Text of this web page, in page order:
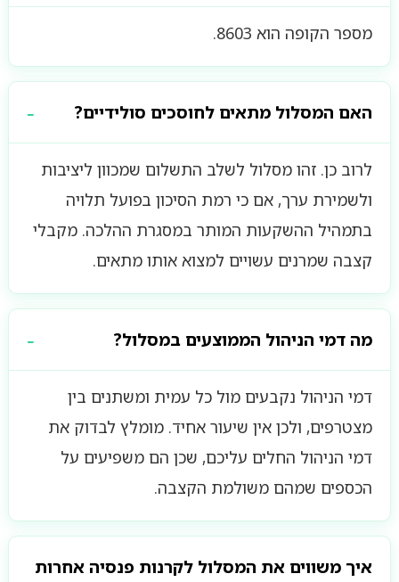
מספר הקופה הוא 8603.
האם המסלול מתאים לחוסכים סולידיים?
לרוב כן. זהו מסלול לשלב התשלום שמכוון ליציבות
ולשמירת ערך, אם כי רמת הסיכון בפועל תלויה
בתמהיל ההשקעות המותר במסגרת ההלכה. מקבלי
קצבה שמרנים עשויים למצוא אותו מתאים.
מה דמי הניהול הממוצעים במסלול?
דמי הניהול נקבעים מול כל עמית ומשתנים בין
מצטרפים, ולכן אין שיעור אחיד. מומלץ לבדוק את
דמי הניהול החלים עליכם, שכן הם משפיעים על
הכספים שמהם משולמת הקצבה.
איך משווים את המסלול לקרנות פנסיה אחרות